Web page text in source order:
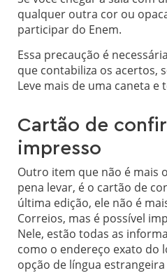
qualquer outra cor ou
participar do Enem.
Essa precaução é
que contabiliza os acertos,
Leve mais de uma caneta e
Cartão de
impresso
Outro item que não é mais
pena levar, é o cartão de
última edição, ele não é
Correios, mas é possível
Nele, estão todas as
como o endereço exato do
opção de língua estrangeira